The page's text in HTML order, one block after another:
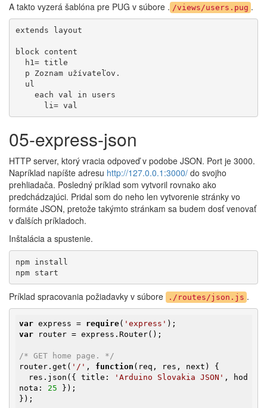
A takto vyzerá šablóna pre PUG v súbore . /views/users.pug .
extends layout
block content
  h1= title
  p Zoznam užívateľov.
  ul
    each val in users
      li= val
05-express-json
HTTP server, ktorý vracia odpoveď v podobe JSON. Port je 3000.
Napríklad napíšte adresu http://127.0.0.1:3000/ do svojho
prehliadača. Posledný príklad som vytvoril rovnako ako
predchádzajúci. Pridal som do neho len vytvorenie stránky vo
formáte JSON, pretože takýmto stránkam sa budem dosť venovať
v ďalších príkladoch.
Inštalácia a spustenie.
npm install
npm start
Príklad spracovania požiadavky v súbore ./routes/json.js .
var express = require( 'express'
var router = express.Router();
/* GET home page. */
router.get( '/' , function (req, res, next)
{
  res.json({ title:
'Arduino Slovakia JSON' , hod
nota: 25 });
});